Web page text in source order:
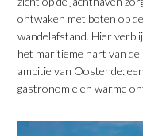
ontwaken met boten op
wandelafstand. Hier
het maritieme hart van de
ambitie van Oostende:
gastronomie en warme